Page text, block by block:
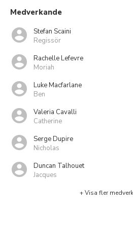
Medverkande
Stefan Scaini
Regissör
Rachelle Lefevre
Moriah
Luke Macfarlane
Ben
Valeria Cavalli
Catherine
Serge Dupire
Nicholas
Duncan Talhouet
Jacques
+ Visa fler